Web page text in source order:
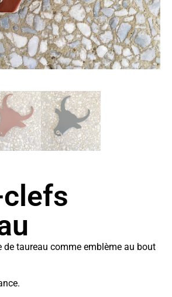
de taureau comme emblème au bout